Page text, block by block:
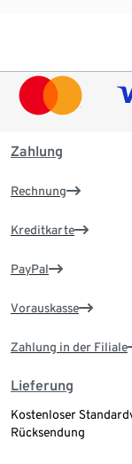
Zahlung
Rechnung
Kreditkarte
PayPal
Vorauskasse
Zahlung in der Filiale
Lieferung
Kostenloser
Rücksendung